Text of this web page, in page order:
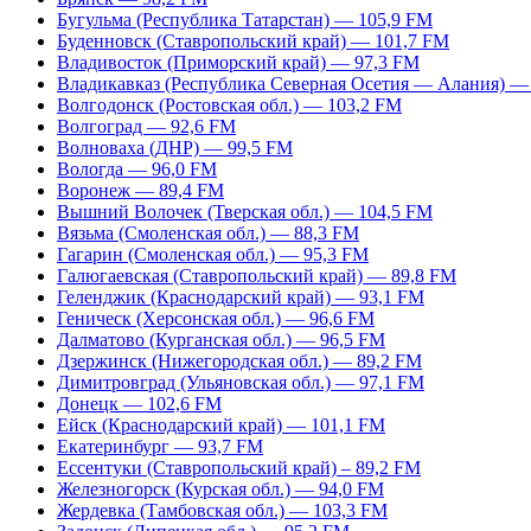
Бугульма (Республика Татарстан) — 105,9 FM
Буденновск (Ставропольский край) — 101,7 FM
Владивосток (Приморский край) — 97,3 FM
Владикавказ (Республика Северная Осетия — Алания)
Волгодонск (Ростовская обл.) — 103,2 FM
Волгоград — 92,6 FM
Волноваха (ДНР) — 99,5 FM
Вологда — 96,0 FM
Воронеж — 89,4 FM
Вышний Волочек (Тверская обл.) — 104,5 FM
Вязьма (Смоленская обл.) — 88,3 FM
Гагарин (Смоленская обл.) — 95,3 FM
Галюгаевская (Ставропольский край) — 89,8 FM
Геленджик (Краснодарский край) — 93,1 FM
Геническ (Херсонская обл.) — 96,6 FM
Далматово (Курганская обл.) — 96,5 FM
Дзержинск (Нижегородская обл.) — 89,2 FM
Димитровград (Ульяновская обл.) — 97,1 FM
Донецк — 102,6 FM
Ейск (Краснодарский край) — 101,1 FM
Екатеринбург — 93,7 FM
Ессентуки (Ставропольский край) – 89,2 FM
Железногорск (Курская обл.) — 94,0 FM
Жердевка (Тамбовская обл.) — 103,3 FM